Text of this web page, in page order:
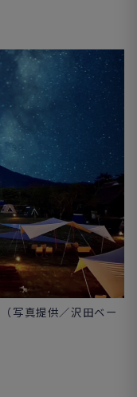
（写真提供／沢田ベー